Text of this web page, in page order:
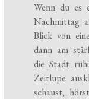
Wenn du es
Nachmittag
Blick von
dann am
die Stadt
Zeitlupe
schaust,